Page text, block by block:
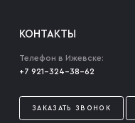
КОНТАКТЫ
Телефон в Ижевске:
+7 921-324-38-62
ЗАКАЗАТЬ ЗВОНОК